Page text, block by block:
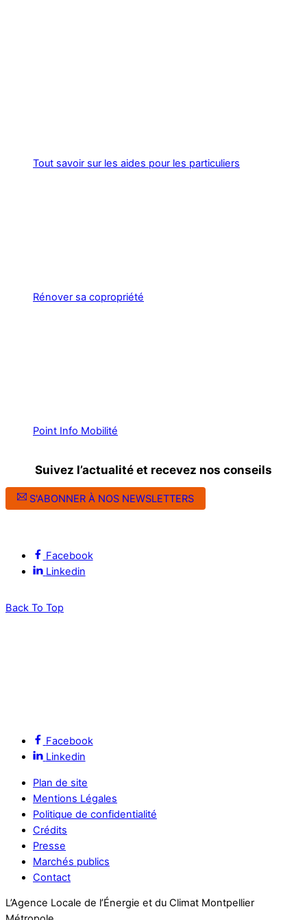
Tout savoir sur les aides pour les particuliers
Rénover sa copropriété
Point Info Mobilité
Suivez l’actualité et recevez nos conseils
S'ABONNER À NOS NEWSLETTERS
Facebook
Linkedin
Back To Top
Facebook
Linkedin
Plan de site
Mentions Légales
Politique de confidentialité
Crédits
Presse
Marchés publics
Contact
L’Agence Locale de l’Énergie et du Climat Montpellier